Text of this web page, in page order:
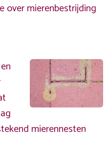
over mierenbestrijding
mierennesten